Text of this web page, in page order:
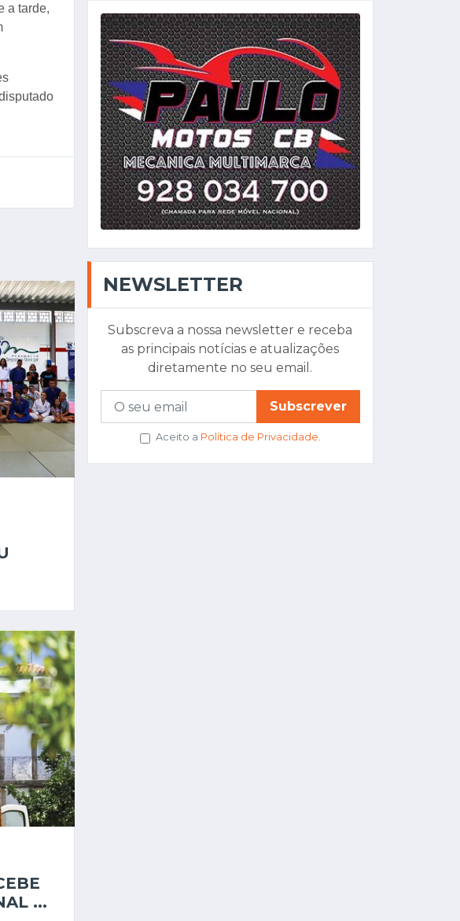
a tarde,
...
NEWSLETTER
Subscreva a nossa newsletter e receba
as principais notícias e atualizações
diretamente no seu email.
Subscrever
Aceito a Política de Privacidade.